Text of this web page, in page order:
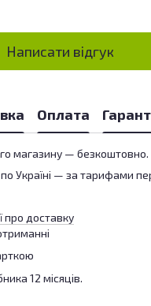
Написати відгук
Оплата
магазину — безкоштовно.
Україні — за тарифами
про доставку
12 місяців.